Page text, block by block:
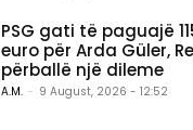
PSG gati të paguajë
euro për Arda Güler,
përballë një dileme
A.M. - 9 August, 2026 - 12:52